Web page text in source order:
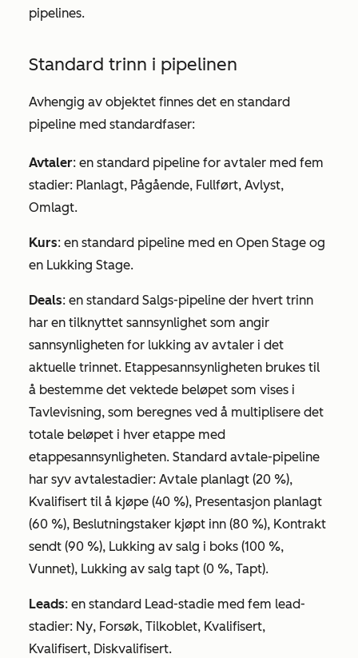
pipelines.
Standard trinn i pipelinen
Avhengig av objektet finnes det en standard
pipeline med standardfaser:
Avtaler: en standard pipeline for avtaler med fem
stadier: Planlagt, Pågående, Fullført, Avlyst,
Omlagt.
Kurs: en standard pipeline med en Open Stage og
en Lukking Stage.
Deals: en standard Salgs-pipeline der hvert trinn
har en tilknyttet sannsynlighet som angir
sannsynligheten for lukking av avtaler i det
aktuelle trinnet. Etappesannsynligheten brukes til
å bestemme det vektede beløpet som vises i
Tavlevisning, som beregnes ved å multiplisere det
totale beløpet i hver etappe med
etappesannsynligheten. Standard avtale-pipeline
har syv avtalestadier: Avtale planlagt (20 %),
Kvalifisert til å kjøpe (40 %), Presentasjon planlagt
(60 %), Beslutningstaker kjøpt inn (80 %), Kontrakt
sendt (90 %), Lukking av salg i boks (100 %,
Vunnet), Lukking av salg tapt (0 %, Tapt).
Leads: en standard Lead-stadie med fem lead-
stadier: Ny, Forsøk, Tilkoblet, Kvalifisert,
Kvalifisert, Diskvalifisert.